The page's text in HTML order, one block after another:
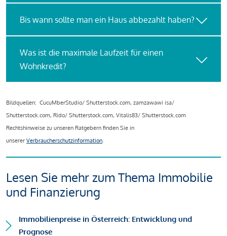
Bis wann sollte man ein Haus abbezahlt haben?
Was ist die maximale Laufzeit für einen
Wohnkredit?
Bildquellen: CucuMberStudio/ Shutterstock.com, zamzawawi isa/
Shutterstock.com, Rido/ Shutterstock.com, Vitalis83/ Shutterstock.com
Rechtshinweise zu unseren Ratgebern finden Sie in
unserer Verbraucherschutzinformation.
Lesen Sie mehr zum Thema Immobilie
und Finanzierung
Immobilienpreise in Österreich: Entwicklung und
Prognose